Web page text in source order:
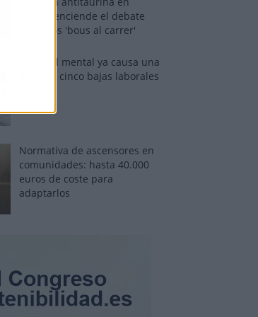
Alfafar enciende el debate
sobre los 'bous al carrer'
La salud mental ya causa una
de cada cinco bajas laborales
Normativa de ascensores en
comunidades: hasta 40.000
euros de coste para
adaptarlos